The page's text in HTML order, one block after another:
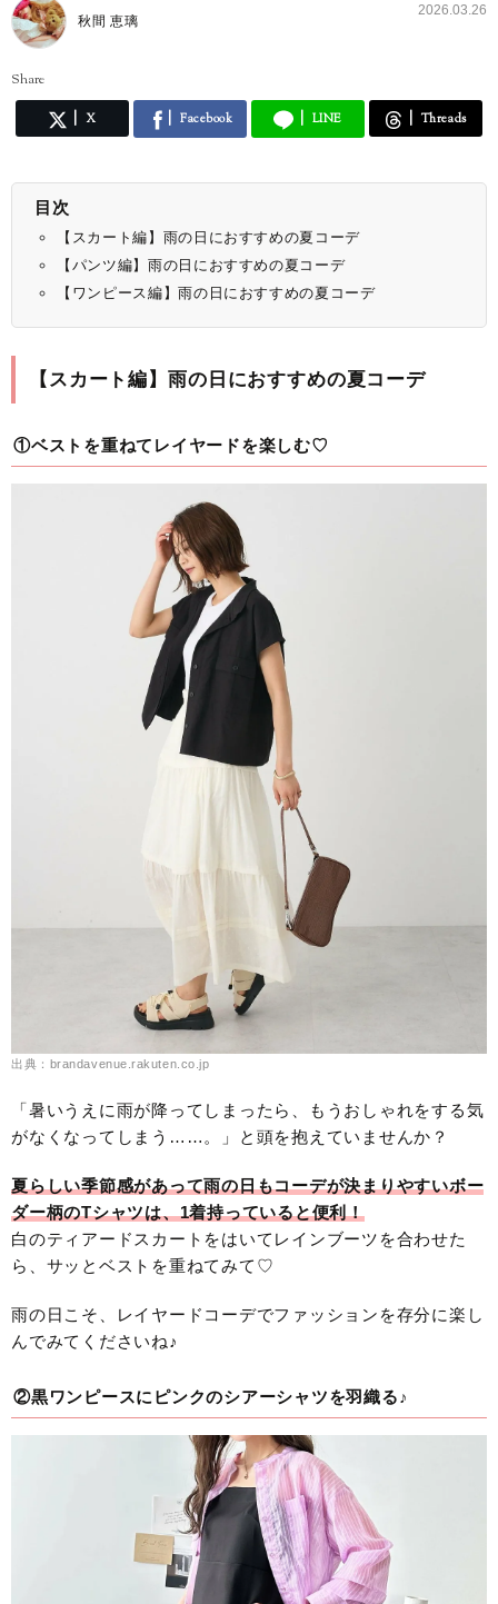
秋間 恵璃
2026.03.26
Share
X Facebook LINE Threads
目次
【スカート編】雨の日におすすめの夏コーデ
【パンツ編】雨の日におすすめの夏コーデ
【ワンピース編】雨の日におすすめの夏コーデ
【スカート編】雨の日におすすめの夏コーデ
①ベストを重ねてレイヤードを楽しむ♡
出典：brandavenue.rakuten.co.jp
「暑いうえに雨が降ってしまったら、もうおしゃれをする気
がなくなってしまう……。」と頭を抱えていませんか？
夏らしい季節感があって雨の日もコーデが決まりやすいボー
ダー柄のTシャツは、1着持っていると便利！
白のティアードスカートをはいてレインブーツを合わせた
ら、サッとベストを重ねてみて♡
雨の日こそ、レイヤードコーデでファッションを存分に楽し
んでみてくださいね♪
②黒ワンピースにピンクのシアーシャツを羽織る♪